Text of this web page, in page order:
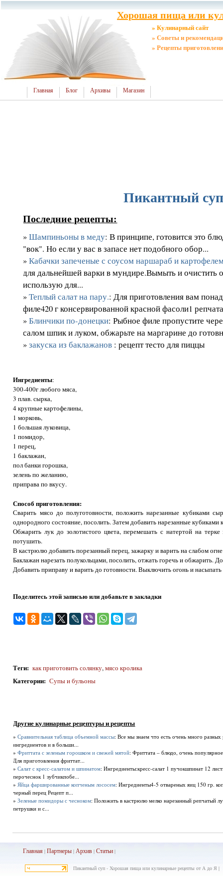
Хорошая пища или
» Кулинарный сайт
» Советы и
» Рецепты
Главная Блог Архивы Магазин
Пикантный суп
Последние рецепты:
»Шампиньоны в меду: В принципе, готовится это
"вок". Но если у вас в запасе нет подобного обор...
»Кабачки запеченые с соусом наршараб и
для дальнейшей варки в мундире.Вымыть и очистить
использую для...
»Теплый салат на пару.: Для приготовления вам
филе420 г консервированной красной фасоли1
»Блинчики по-донецки: Рыбное филе пропустите
салом шпик и луком, обжарьте на маргарине до
»закуска из баклажанов : рецепт тесто для пиццы
Ингредиенты:
300-400г любого мяса,
3 плав. сырка,
4 крупные картофелины,
1 морковь,
1 большая луковица,
1 помидор,
1 перец,
1 баклажан,
пол банки горошка,
зелень по желанию,
приправа по вкусу.
Способ приготовления:
Сварить мясо до полуготовности, положить нарезанные кубиками
однородного состояние, посолить. Затем добавить нарезанные кубиками
Обжарить лук до золотистого цвета, перемешать с натертой на
потушить.
В кастрюлю добавить порезанный перец, зажарку и варить на слабом
Баклажан нарезать полукольцами, посолить, отжать горечь и обжарить.
Добавить приправу и варить до готовности. Выключить огонь и насыпать
Поделитесь этой записью или добавьте в закладки
Теги: как приготовить солянку,мясо кролика
Категории: Супы и бульоны
Другие кулинарные рецептуры и рецепты
»Сравнительная таблица объемной массы: Все мы знаем что есть очень много
ингредиентов и в больши...
»Фриттата с зеленым горошком и свежей мятой: Фриттата – блюдо, очень
Для приготовления фриттат...
»Салат с кресс-салатом и шпинатом: Ингредиенты:кресс-салат 1 пучокшпинат 12
перочеснок 1 зубчикпобе...
» Яйца фаршированные копченым лососем: Ингредиенты4-5 отвареных яиц 150 гр.
черный перец Рецепт п...
»Зеленые помидоры с чесноком: Положить в кастрюлю мелко нарезанный репчатый
петрушки и с...
Главная |Партнеры |Архив |Статьи |
Пикантный суп - Хорошая пища или кулинарные рецепты от А до Я |